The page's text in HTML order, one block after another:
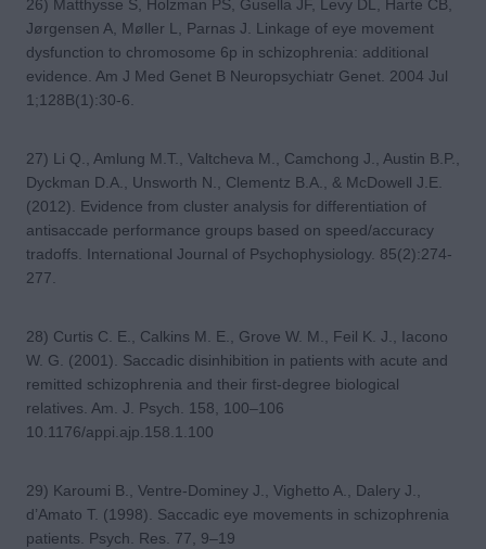
26) Matthysse S, Holzman PS, Gusella JF, Levy DL, Harte CB,
Jørgensen A, Møller L, Parnas J. Linkage of eye movement
dysfunction to chromosome 6p in schizophrenia: additional
evidence. Am J Med Genet B Neuropsychiatr Genet. 2004 Jul
1;128B(1):30-6.
27) Li Q., Amlung M.T., Valtcheva M., Camchong J., Austin B.P.,
Dyckman D.A., Unsworth N., Clementz B.A., & McDowell J.E.
(2012). Evidence from cluster analysis for differentiation of
antisaccade performance groups based on speed/accuracy
tradoffs. International Journal of Psychophysiology. 85(2):274-
277.
28) Curtis C. E., Calkins M. E., Grove W. M., Feil K. J., Iacono
W. G. (2001). Saccadic disinhibition in patients with acute and
remitted schizophrenia and their first-degree biological
relatives. Am. J. Psych. 158, 100–106
10.1176/appi.ajp.158.1.100
29) Karoumi B., Ventre-Dominey J., Vighetto A., Dalery J.,
d’Amato T. (1998). Saccadic eye movements in schizophrenia
patients. Psych. Res. 77, 9–19